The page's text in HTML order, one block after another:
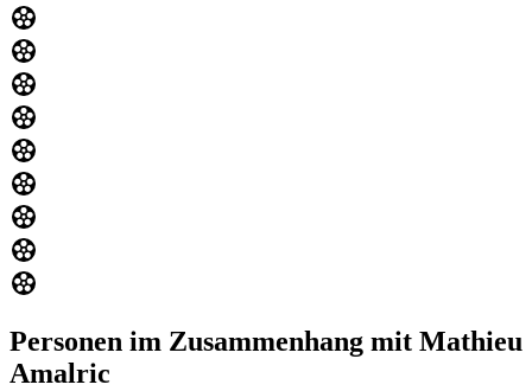
Personen im Zusammenhang mit Mathieu
Amalric